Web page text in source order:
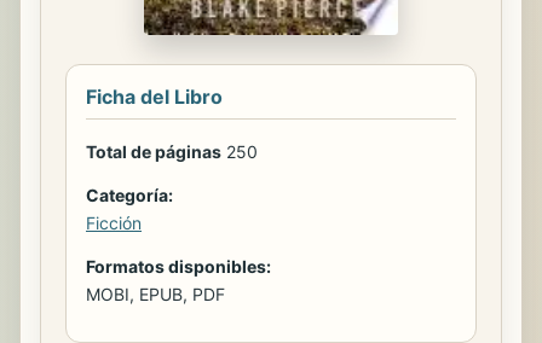
Ficha del Libro
Total de páginas 250
Categoría:
Ficción
Formatos disponibles:
MOBI, EPUB, PDF